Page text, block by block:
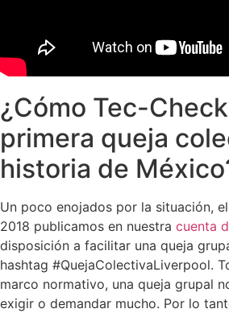
¿Cómo Tec-
primera queja
historia de
Un poco enojados por la situación,
2018 publicamos en nuestra cuenta
disposición a facilitar una queja
hashtag #QuejaColectivaLiverpool.
marco normativo, una queja grupal
exigir o demandar mucho. Por lo